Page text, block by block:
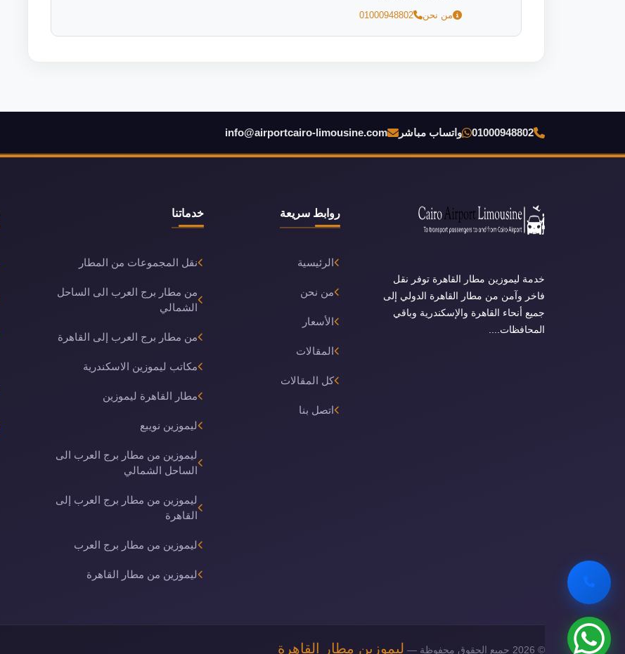
من نحن
01000948802
01000948802 واتساب مباشر info@airportcairo-limousine.com
خدمة ليموزين مطار القاهرة توفر نقل
فاخر وآمن من مطار القاهرة الدولي إلى
جميع أنحاء القاهرة والإسكندرية وباقي
المحافظات....
روابط سريعة
الرئيسية
من نحن
الأسعار
المقالات
كل المقالات
اتصل بنا
خدماتنا
نقل المجموعات من المطار
من مطار برج العرب الى الساحل
الشمالي
من مطار برج العرب إلى القاهرة
مكاتب ليموزين الاسكندرية
مطار القاهرة ليموزين
ليموزين نويبع
ليموزين من مطار برج العرب الى
الساحل الشمالي
ليموزين من مطار برج العرب إلى
القاهرة
ليموزين من مطار برج العرب
ليموزين من مطار القاهرة
© 2026 جميع الحقوق محفوظة — ليموزين مطار القاهرة